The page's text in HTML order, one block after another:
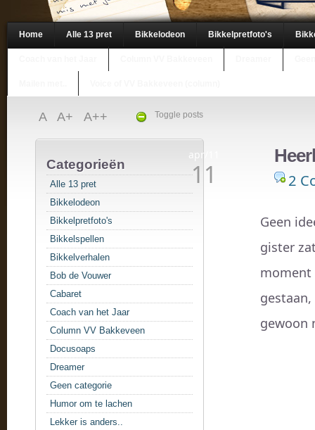
Home Alle 13 pret Bikkelodeon Bikkelpretfoto's
Toggle posts
A A+ A++
Categorieën
Alle 13 pret
Bikkelodeon
Bikkelpretfoto's
Bikkelspellen
Bikkelverhalen
Bob de Vouwer
Cabaret
Coach van het Jaar
Column VV Bakkeveen
Docusoaps
Dreamer
Geen categorie
Humor om te lachen
Lekker is anders..
apr/11
11 2
Geen
gister
moment
gewoon